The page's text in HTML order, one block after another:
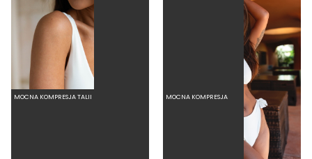
MOCNA KOMPRESJA TALII MOCNA KOMPRESJA